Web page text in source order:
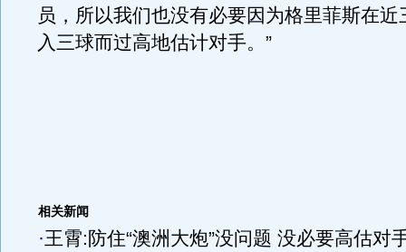
员，所以我们也没有必要因为格里菲斯在近
入三球而过高地估计对手。”
相关新闻
·王霄:防住“澳洲大炮”没问题 没必要高估对